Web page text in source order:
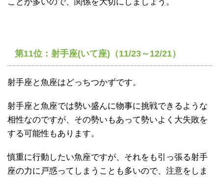
第11位：射手座(いて座)（11/23～12/21）
射手座と魚座はどっちつかずです。
射手座と魚座では勢い盛んに物事に挑戦できるような
相性なのですが、その勢いもあって勢いよく大失敗を
する可能性もあります。
慎重に行動したい魚座ですが、それをも引っ張る射手
座の力に戸惑ってしまうことも多いので、注意をしま